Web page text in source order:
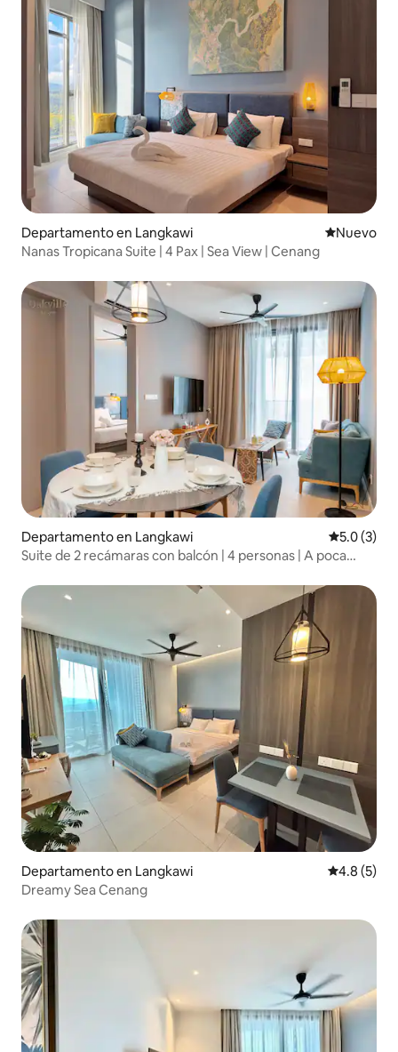
Departamento en Langkawi Nuevo
Nuevo
Nanas Tropicana Suite | 4 Pax | Sea View | Cenang
Departamento en Langkawi
5.0 (3)
Suite de 2 recámaras con balcón | 4 personas | A poca
Departamento en Langkawi
4.8 (5)
Dreamy Sea Cenang